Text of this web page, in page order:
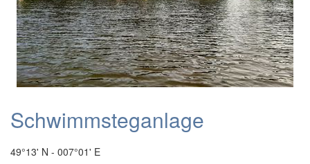
Schwimmsteganlage
49°13' N - 007°01' E